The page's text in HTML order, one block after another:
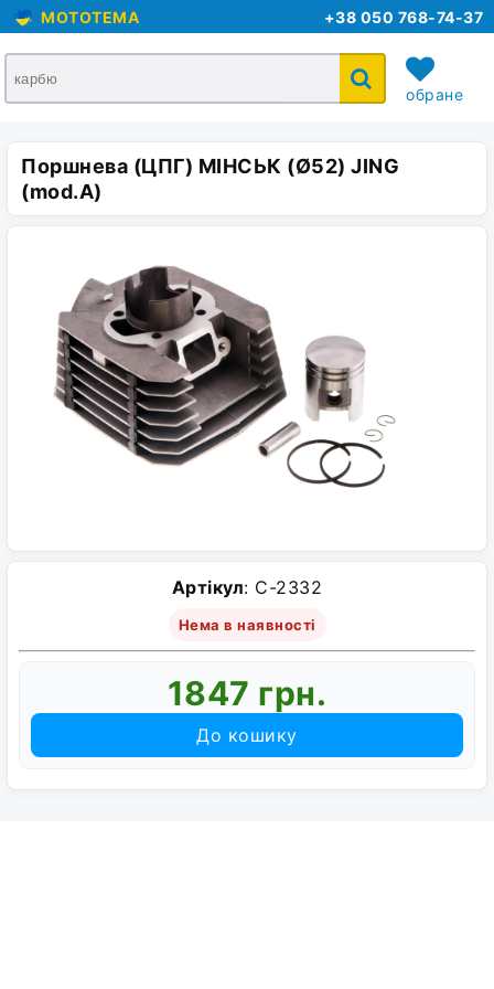
MOTOTEMA +38 050 768-74-37
обране
Поршнева (ЦПГ) МІНСЬК (Ø52) JING
(mod.A)
Артікул: C-2332
Нема в наявності
1847 грн.
До кошику